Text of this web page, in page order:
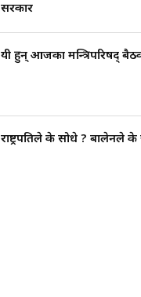
सरकार
यी हुन् आजका मन्त्रिपरिषद्
राष्ट्रपतिले के सोधे ? बालेनले